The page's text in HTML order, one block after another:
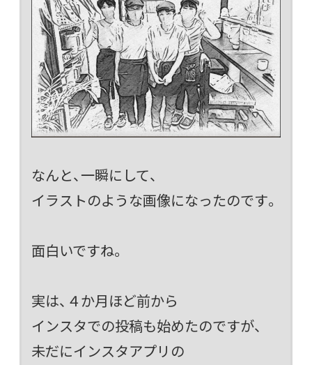
なんと、一瞬にして、
イラストのような画像になったのです。
面白いですね。
実は、４か月ほど前から
インスタでの投稿も始めたのですが、
未だにインスタアプリの